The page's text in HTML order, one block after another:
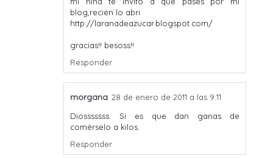
blog,recién lo abri
http://laranadeazucar.blogspot.com/
gracias!! besoss!!
Responder
morgana 28 de enero de 2011 a las 9:11
Diosssssss. Si es que dan ganas de
comérselo a kilos.
Responder